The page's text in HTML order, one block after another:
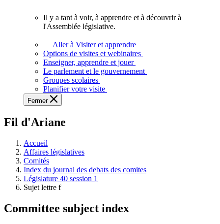
voir,
apprendre
et
à
à
législative.
Il y a tant à voir, à apprendre et à découvrir à
l'Assemblée législative.
Aller à Visiter et apprendre
Options de visites et webinaires
Enseigner, apprendre et jouer
Le parlement et le gouvernement
Groupes scolaires
Planifier votre visite
Fermer
Fil d'Ariane
Accueil
Affaires législatives
Comités
Index du journal des debats des comites
Législature 40 session 1
Sujet lettre f
Committee subject index